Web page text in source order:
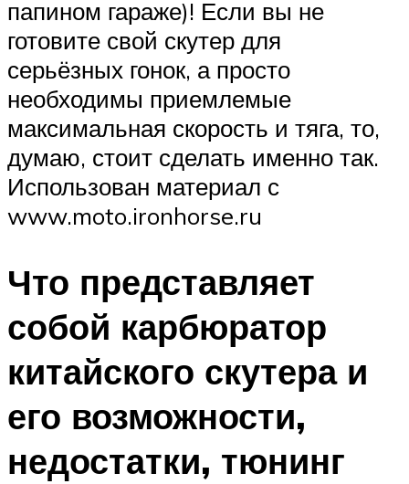
папином гараже)! Если вы не
готовите свой скутер для
серьёзных гонок, а просто
необходимы приемлемые
максимальная скорость и тяга, то,
думаю, стоит сделать именно так.
Использован материал с
www.moto.ironhorse.ru
Что представляет
собой карбюратор
китайского скутера и
его возможности,
недостатки, тюнинг